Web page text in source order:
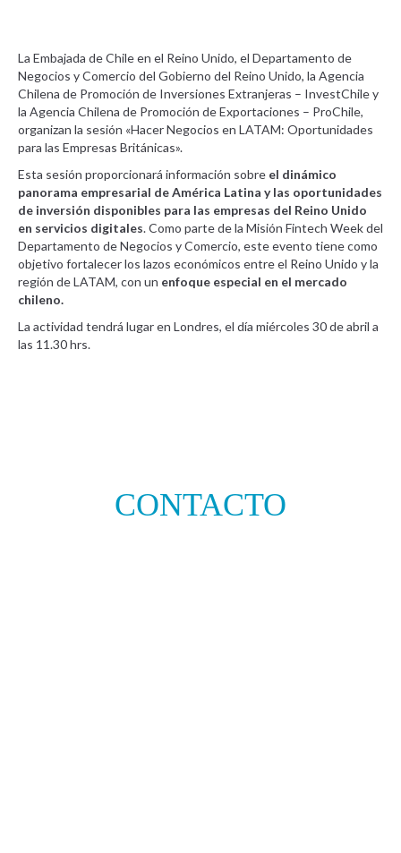
La Embajada de Chile en el Reino Unido, el Departamento de
Negocios y Comercio del Gobierno del Reino Unido, la Agencia
Chilena de Promoción de Inversiones Extranjeras – InvestChile y
la Agencia Chilena de Promoción de Exportaciones – ProChile,
organizan la sesión «Hacer Negocios en LATAM: Oportunidades
para las Empresas Británicas».
Esta sesión proporcionará información sobre el dinámico
panorama empresarial de América Latina y las oportunidades
de inversión disponibles para las empresas del Reino Unido
en servicios digitales. Como parte de la Misión Fintech Week del
Departamento de Negocios y Comercio, este evento tiene como
objetivo fortalecer los lazos económicos entre el Reino Unido y la
región de LATAM, con un enfoque especial en el mercado
chileno.
La actividad tendrá lugar en Londres, el día miércoles 30 de abril a
las 11.30 hrs.
CONTACTO